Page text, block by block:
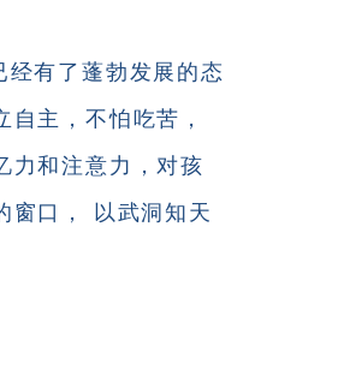
有了蓬勃发展的态
主，不怕吃苦，
力和注意力，对孩
窗口， 以武洞知天